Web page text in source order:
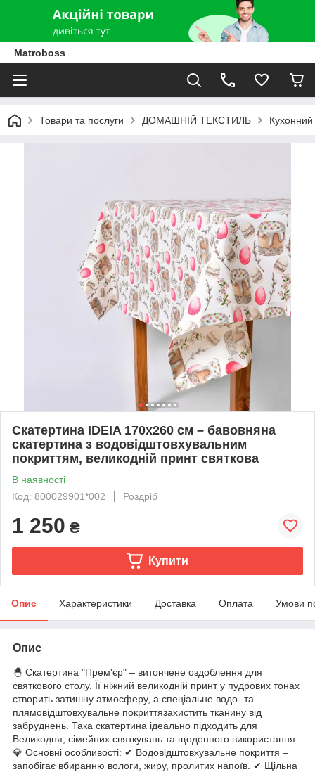
Matroboss
Товари та послуги ДОМАШНІЙ ТЕКСТИЛЬ Кухонний
Скатертина IDEIA 170х260 см – бавовняна
скатертина з водовідштовхувальним
покриттям, великодній принт святкова
В наявності
Код: 800029901*002
Роздріб
1 250 ₴
Купити
Опис Характеристики Доставка Оплата Умови
Опис
🐣 Скатертина "Прем'єр" – витончене оздоблення для
святкового столу. Її ніжний великодній принт у пудрових тонах
створить затишну атмосферу, а спеціальне водо- та
плямовідштовхувальне покриттязахистить тканину від
забруднень. Така скатертина ідеально підходить для
Великодня, сімейних святкувань та щоденного використання.
💎 Основні особливості: ✔ Водовідштовхувальне покриття –
запобігає вбиранню вологи, жиру, пролитих напоїв. ✔ Щільна